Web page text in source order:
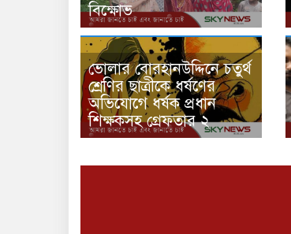
বিক্ষোভ
ভোলার বোরহানউদ্দিনে চতুর্থ
শ্রেণির ছাত্রীকে ধর্ষণের
অভিযোগে ধর্ষক প্রধান
শিক্ষকসহ গ্রেফতার ২